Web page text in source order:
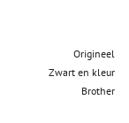
Origineel
Zwart en kleur
Brother